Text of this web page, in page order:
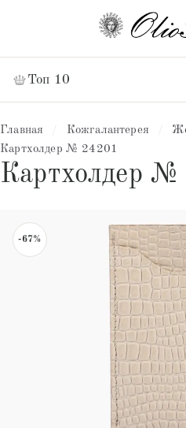
Топ 10
Главная Кожгалантерея
Картхолдер № 24201
Картхолдер №
-67%